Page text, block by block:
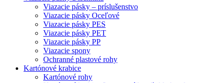
Viazacie pásky – príslušenstvo
Viazacie pásky Oceľové
Viazacie pásky PES
Viazacie pásky PET
Viazacie pásky PP
Viazacie spony
Ochranné plastové rohy
Kartónové krabice
Kartónové rohy